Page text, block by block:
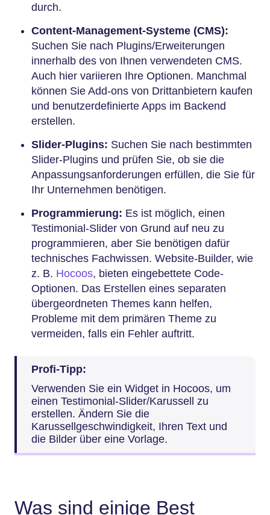
durch.
Content-Management-Systeme (CMS):
Suchen Sie nach Plugins/Erweiterungen
innerhalb des von Ihnen verwendeten CMS.
Auch hier variieren Ihre Optionen. Manchmal
können Sie Add-ons von Drittanbietern kaufen
und benutzerdefinierte Apps im Backend
erstellen.
Slider-Plugins: Suchen Sie nach bestimmten
Slider-Plugins und prüfen Sie, ob sie die
Anpassungsanforderungen erfüllen, die Sie für
Ihr Unternehmen benötigen.
Programmierung: Es ist möglich, einen
Testimonial-Slider von Grund auf neu zu
programmieren, aber Sie benötigen dafür
technisches Fachwissen. Website-Builder, wie
z. B. Hocoos, bieten eingebettete Code-
Optionen. Das Erstellen eines separaten
übergeordneten Themes kann helfen,
Probleme mit dem primären Theme zu
vermeiden, falls ein Fehler auftritt.
Profi-Tipp:
Verwenden Sie ein Widget in Hocoos, um
einen Testimonial-Slider/Karussell zu
erstellen. Ändern Sie die
Karussellgeschwindigkeit, Ihren Text und
die Bilder über eine Vorlage.
Was sind einige Best